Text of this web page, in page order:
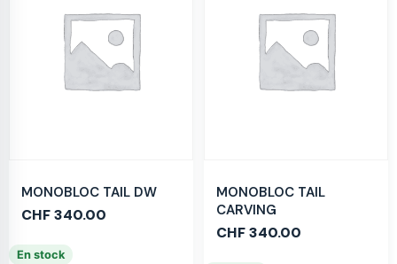
MONOBLOC TAIL DW
CHF340.00
En stock
MONOBLOC TAIL
CARVING
CHF340.00